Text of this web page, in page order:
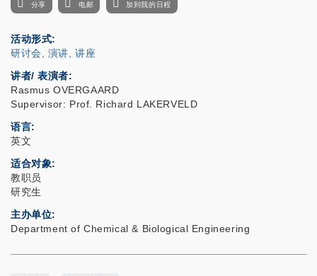
分享 电邮 加到我的日程
活动形式
研讨会, 演讲, 讲座
讲者/ 表演者:
Rasmus OVERGAARD
Supervisor: Prof. Richard LAKERVELD
语言
英文
适合对象
教职员
研究生
主办单位
Department of Chemical & Biological Engineering